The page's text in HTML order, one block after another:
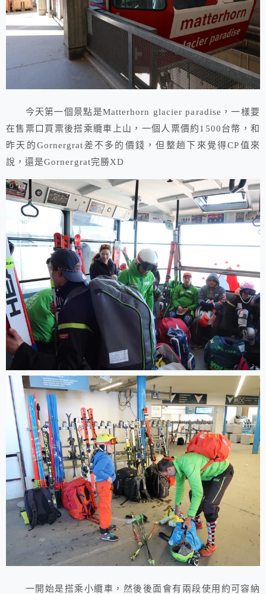
今天第一個景點是Matterhorn glacier paradise，一樣要
在售票口買票後搭乘纜車上山，一個人票價約1500台幣，和
昨天的Gornergrat差不多的價錢，但整趟下來覺得CP值來
說，還是Gornergrat完勝XD
一開始是搭乘小纜車，然後後面會有兩段使用約可容納